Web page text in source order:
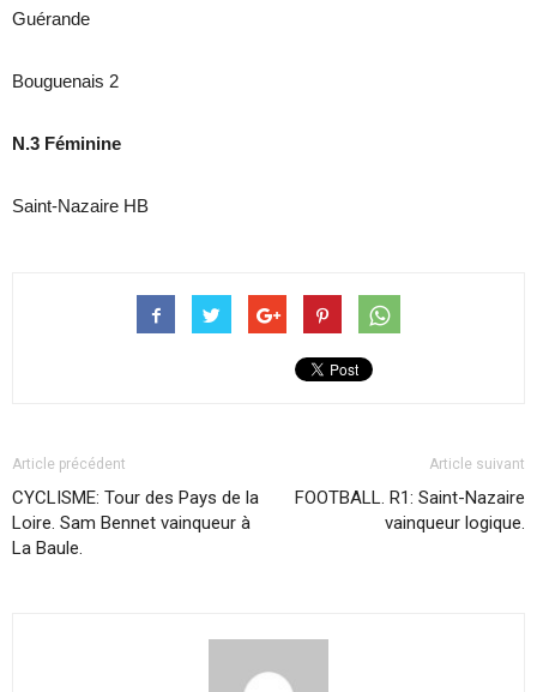
Guérande
Bouguenais 2
N.3 Féminine
Saint-Nazaire HB
Article précédent
CYCLISME: Tour des Pays de la
Loire. Sam Bennet vainqueur à
La Baule.
Article suivant
FOOTBALL. R1: Saint-Nazaire
vainqueur logique.